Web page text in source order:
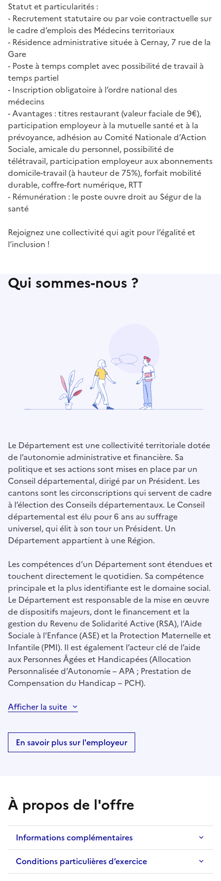
Statut et particularités :
- Recrutement statutaire ou par voie contractuelle sur
le cadre d’emplois des Médecins territoriaux
- Résidence administrative située à Cernay, 7 rue de la
Gare
- Poste à temps complet avec possibilité de travail à
temps partiel
- Inscription obligatoire à l’ordre national des
médecins
- Avantages : titres restaurant (valeur faciale de 9€),
participation employeur à la mutuelle santé et à la
prévoyance, adhésion au Comité Nationale d’Action
Sociale, amicale du personnel, possibilité de
télétravail, participation employeur aux abonnements
domicile-travail (à hauteur de 75%), forfait mobilité
durable, coffre-fort numérique, RTT
- Rémunération : le poste ouvre droit au Ségur de la
santé
Rejoignez une collectivité qui agit pour l’égalité et
l’inclusion !
Qui sommes-nous ?
Le Département est une collectivité territoriale dotée
de l’autonomie administrative et financière. Sa
politique et ses actions sont mises en place par un
Conseil départemental, dirigé par un Président. Les
cantons sont les circonscriptions qui servent de cadre
à l’élection des Conseils départementaux. Le Conseil
départemental est élu pour 6 ans au suffrage
universel, qui élit à son tour un Président. Un
Département appartient à une Région.
Les compétences d’un Département sont étendues et
touchent directement le quotidien. Sa compétence
principale et la plus identifiante est le domaine social.
Le Département est responsable de la mise en œuvre
de dispositifs majeurs, dont le financement et la
gestion du Revenu de Solidarité Active (RSA), l’Aide
Sociale à l’Enfance (ASE) et la Protection Maternelle et
Infantile (PMI). Il est également l’acteur clé de l’aide
aux Personnes Âgées et Handicapées (Allocation
Personnalisée d’Autonomie – APA ; Prestation de
Compensation du Handicap – PCH).
Afficher la suite
En savoir plus sur l'employeur
À propos de l'offre
Informations complémentaires
Conditions particulières d’exercice